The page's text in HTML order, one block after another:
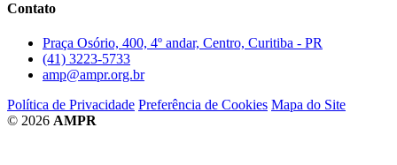
Contato
Praça Osório, 400, 4º andar, Centro, Curitiba - PR
(41) 3223-5733
amp@ampr.org.br
Política de Privacidade Preferência de Cookies Mapa do Site
© 2026 AMPR